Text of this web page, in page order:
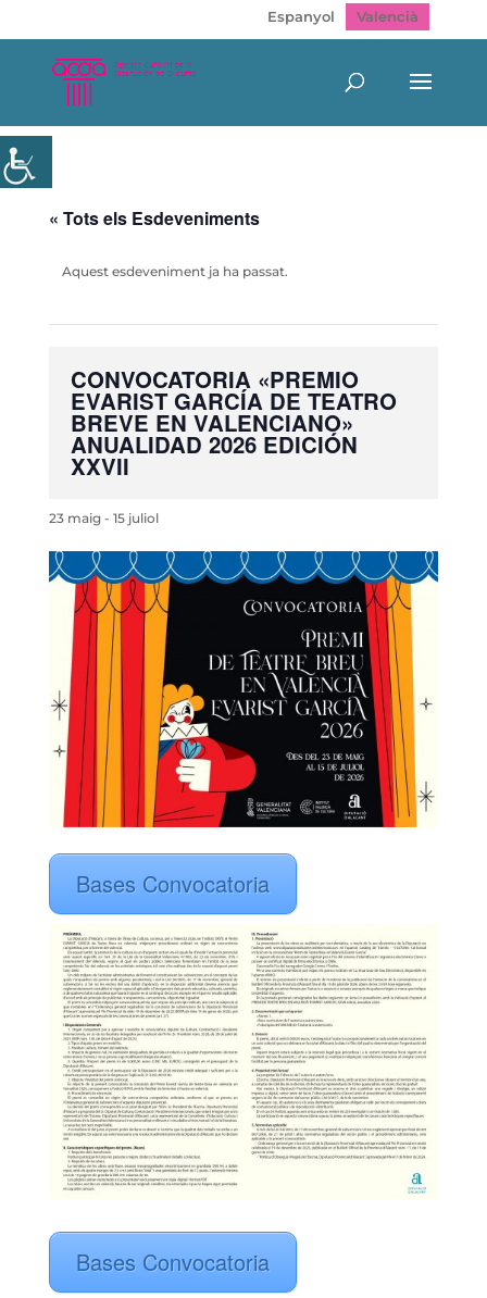
Espanyol Valencià
« Tots els Esdeveniments
Aquest esdeveniment ja ha passat.
CONVOCATORIA «PREMIO
EVARIST GARCÍA DE TEATRO
BREVE EN VALENCIANO»
ANUALIDAD 2026 EDICIÓN
XXVII
23 maig- 15 juliol
Bases Convocatoria
Bases Convocatoria